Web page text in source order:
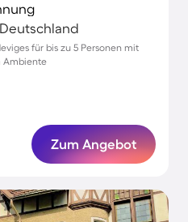
für bis zu 5 Personen mit
Ambiente
Zum Angebot